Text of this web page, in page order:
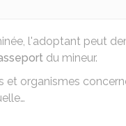
l'adoptant peut
du mineur.
organismes